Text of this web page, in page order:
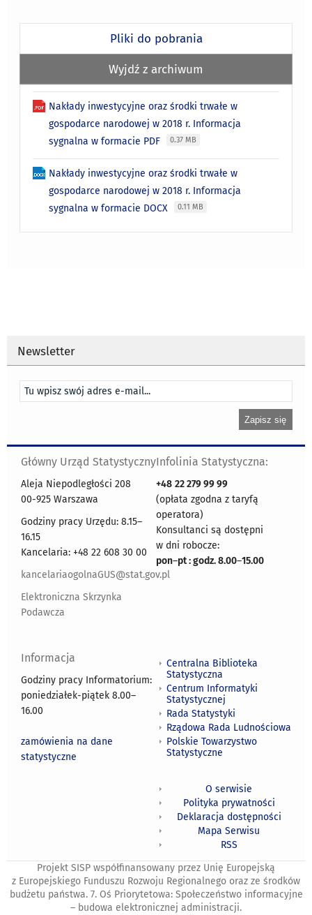
Pliki do pobrania
Wyjdź z archiwum
Nakłady inwestycyjne oraz środki trwałe w
gospodarce narodowej w 2018 r. Informacja
sygnalna w formacie PDF
0.37 MB
Nakłady inwestycyjne oraz środki trwałe w
gospodarce narodowej w 2018 r. Informacja
sygnalna w formacie DOCX
0.11 MB
Newsletter
Główny Urząd Statystyczny
Aleja Niepodległości 208
00-925 Warszawa
Godziny pracy Urzędu: 8.15–
16.15
Kancelaria: +48 22 608 30 00
kancelariaogolnaGUS@stat.gov.pl
Elektroniczna Skrzynka
Podawcza
Infolinia Statystyczna:
+48 22 279 99 99
(opłata zgodna z taryfą
operatora)
Konsultanci są dostępni
w dni robocze:
pon–pt : godz. 8.00–15.00
Informacja
Godziny pracy Informatorium:
poniedziałek-piątek 8.00–
16.00
zamówienia na dane
statystyczne
Centralna Biblioteka
Statystyczna
Centrum Informatyki
Statystycznej
Rada Statystyki
Rządowa Rada Ludnościowa
Polskie Towarzystwo
Statystyczne
O serwisie
Polityka prywatności
Deklaracja dostępności
Mapa Serwisu
RSS
Projekt SISP współfinansowany przez Unię Europejską
z Europejskiego Funduszu Rozwoju Regionalnego oraz ze środków
budżetu państwa. 7. Oś Priorytetowa: Społeczeństwo informacyjne
– budowa elektronicznej administracji.